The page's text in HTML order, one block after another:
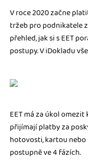
Katalog doplňků
Blog
mini akademie
Fakturační
V roce 2020 začne
tržeb pro podnikatele
přehled, jak si s EET
postupy. V iDokladu
EET má za úkol
přijímají platby za
hotovosti, kartou nebo
postupně ve 4 fázích.